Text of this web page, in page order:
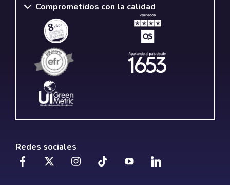
Comprometidos con la calidad
Redes sociales